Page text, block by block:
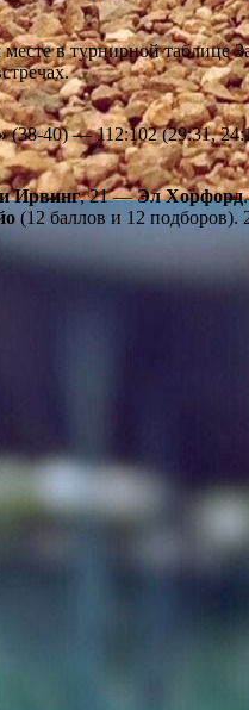
в турнирной
(38-40) — 112:102 (29:31,
Ирвинг, 21 —Эл Хорфорд
(12 баллов и 12 подборов).